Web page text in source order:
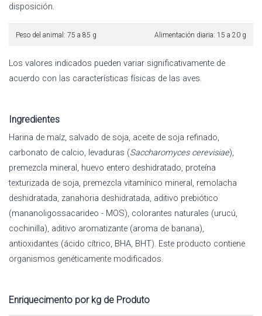
disposición.
Peso del animal: 75 a 85 g Alimentación diaria: 15 a 20 g
Los valores indicados pueden variar significativamente de
acuerdo con las características físicas de las aves.
Ingredientes
Harina de maíz, salvado de soja, aceite de soja refinado,
carbonato de calcio, levaduras (Saccharomyces cerevisiae),
premezcla mineral, huevo entero deshidratado, proteína
texturizada de soja, premezcla vitamínico mineral, remolacha
deshidratada, zanahoria deshidratada, aditivo prebiótico
(mananoligossacarideo - MOS), colorantes naturales (urucú,
cochinilla), aditivo aromatizante (aroma de banana),
antioxidantes (ácido cítrico, BHA, BHT). Este producto contiene
organismos genéticamente modificados.
Enriquecimento por kg de Produto